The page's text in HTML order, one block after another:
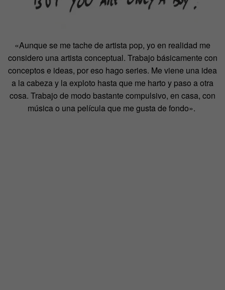
«Aunque se me tache de artista pop, yo en realidad me
considero una artista conceptual. Trabajo básicamente con
conceptos e ideas, por eso hago series. Me viene una idea
a la cabeza y la exploto hasta que me harto y paso a otra
cosa. Trabajo de modo bastante compulsivo, en casa, con
música o una película que me gusta de fondo».